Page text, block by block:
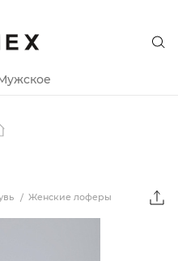
Женские лоферы